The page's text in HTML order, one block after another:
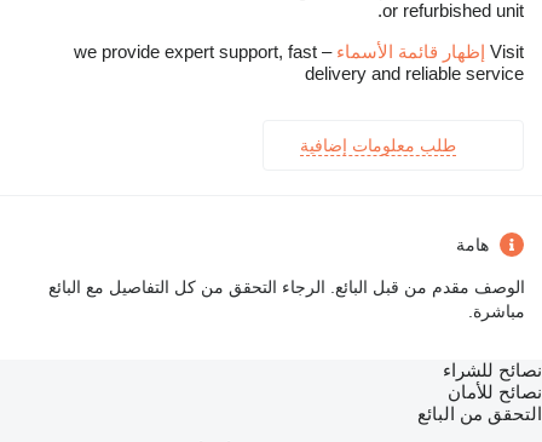
or refurbished unit.
Visit إظهار قائمة الأسماء
– we provide expert support, fast
delivery and reliable service
طلب معلومات إضافية
هامة
الوصف مقدم من قبل البائع. الرجاء التحقق من كل التفاصيل مع البائع
مباشرة.
نصائح للشراء
نصائح للأمان
التحقق من البائع